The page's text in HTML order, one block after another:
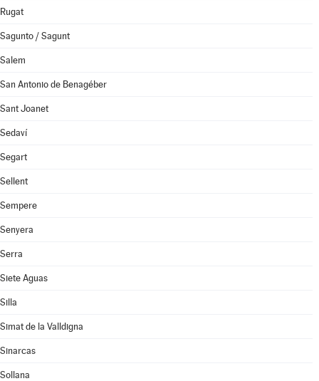
Rugat
Sagunto / Sagunt
Salem
San Antonio de Benagéber
Sant Joanet
Sedaví
Segart
Sellent
Sempere
Senyera
Serra
Siete Aguas
Silla
Simat de la Valldigna
Sinarcas
Sollana